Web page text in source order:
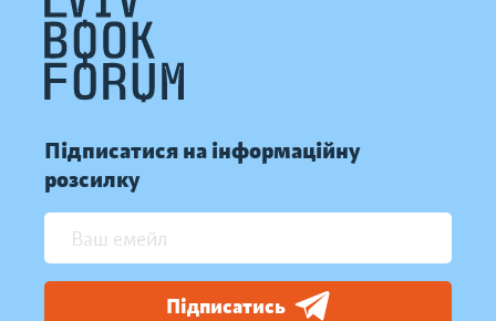
Підписатися на інформаційну
розсилку
Підписатись